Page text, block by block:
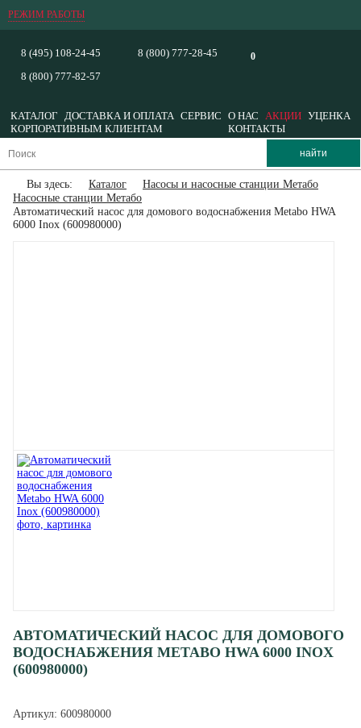
РЕЖИМ РАБОТЫ
0
8 (495) 108-24-45
8 (800) 777-82-57
8 (800) 777-28-45
КАТАЛОГ ДОСТАВКА И ОПЛАТА СЕРВИС О НАС АКЦИИ УЦЕНКА
КОРПОРАТИВНЫМ КЛИЕНТАМ
КОНТАКТЫ
Вы здесь: Каталог
Насосы и насосные станции Метабо
Насосные станции Метабо
Автоматический насос для домового водоснабжения Metabo HWA
6000 Inox (600980000)
АВТОМАТИЧЕСКИЙ НАСОС ДЛЯ ДОМОВОГО
ВОДОСНАБЖЕНИЯ METABO HWA 6000 INOX
(600980000)
Артикул: 600980000